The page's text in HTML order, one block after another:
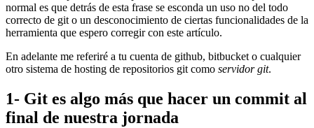
normal es que detrás de esta frase se esconda un uso no del todo
correcto de git o un desconocimiento de ciertas funcionalidades de la
herramienta que espero corregir con este artículo.
En adelante me referiré a tu cuenta de github, bitbucket o cualquier
otro sistema de hosting de repositorios git como servidor git.
1- Git es algo más que hacer un commit al
final de nuestra jornada